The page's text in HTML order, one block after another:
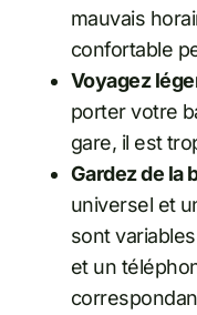
mauvais
confortable
Voyagez
porter votre
gare, il est
Gardez de la
universel et
sont
et un